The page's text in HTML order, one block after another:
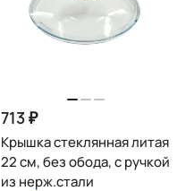
713 ₽
Крышка стеклянная литая
22 см, без обода, с ручкой
из нерж.стали